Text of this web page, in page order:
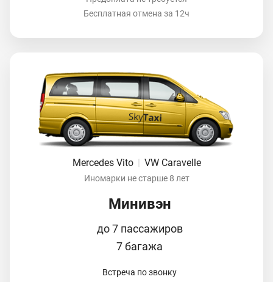
Бесплатная отмена за 12ч
Mercedes Vito VW Caravelle
Иномарки не старше 8 лет
Минивэн
до 7 пассажиров
7 багажа
Встреча по звонку